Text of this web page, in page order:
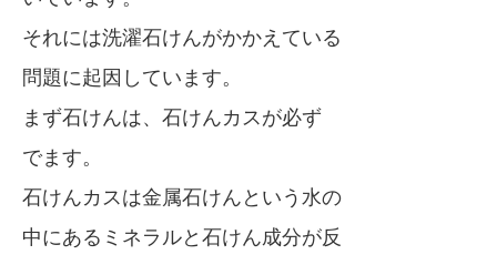
それには洗濯石けんがかかえている
問題に起因しています。
まず石けんは、石けんカスが必ず
でます。
石けんカスは金属石けんという水の
中にあるミネラルと石けん成分が反